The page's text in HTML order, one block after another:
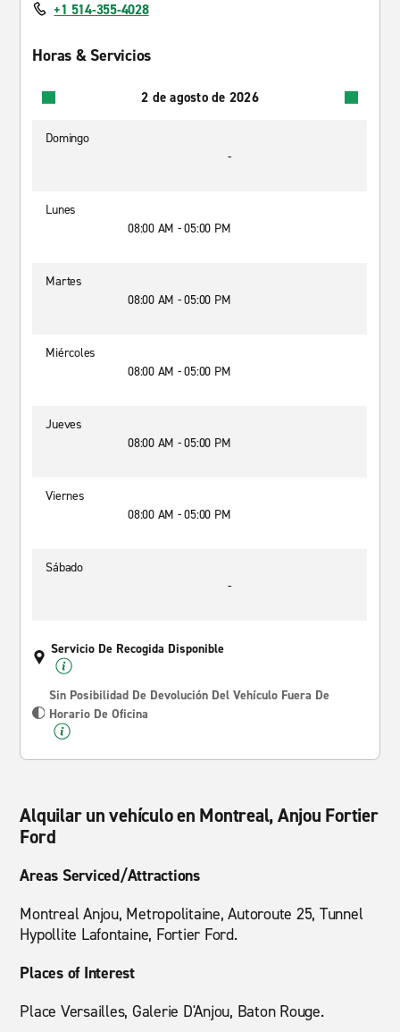
+1 514-355-4028
Horas & Servicios
2 de agosto de 2026
Domingo
-
Lunes
08:00 AM - 05:00 PM
Martes
08:00 AM - 05:00 PM
Miércoles
08:00 AM - 05:00 PM
Jueves
08:00 AM - 05:00 PM
Viernes
08:00 AM - 05:00 PM
Sábado
-
Servicio De Recogida Disponible
Sin Posibilidad De Devolución Del Vehículo Fuera De
Horario De Oficina
Alquilar un vehículo en Montreal, Anjou Fortier
Ford
Areas Serviced/Attractions
Montreal Anjou, Metropolitaine, Autoroute 25, Tunnel
Hypollite Lafontaine, Fortier Ford.
Places of Interest
Place Versailles, Galerie D'Anjou, Baton Rouge.